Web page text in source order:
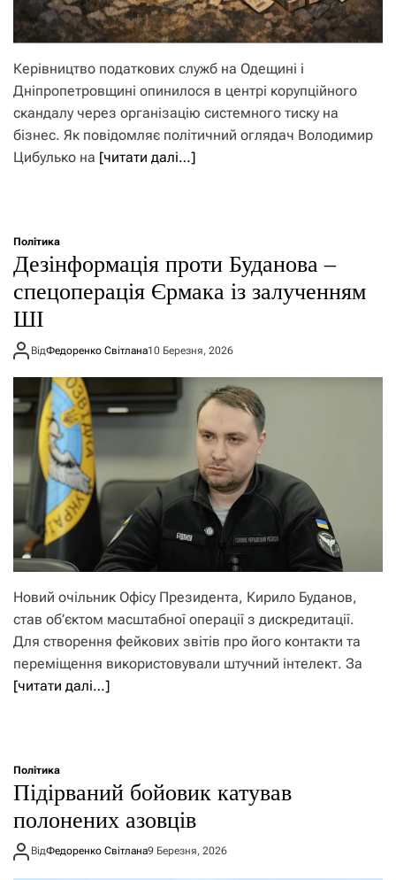
Керівництво податкових служб на Одещині і
Дніпропетровщині опинилося в центрі корупційного
скандалу через організацію системного тиску на
бізнес. Як повідомляє політичний оглядач Володимир
Цибулько на [читати далі…]
Політика
Дезінформація проти Буданова –
спецоперація Єрмака із залученням
ШІ
ВідФедоренко Світлана10 Березня, 2026
Новий очільник Офісу Президента, Кирило Буданов,
став об’єктом масштабної операції з дискредитації.
Для створення фейкових звітів про його контакти та
переміщення використовували штучний інтелект. За
[читати далі…]
Політика
Підірваний бойовик катував
полонених азовців
ВідФедоренко Світлана9 Березня, 2026